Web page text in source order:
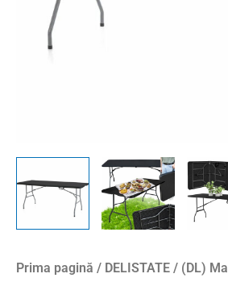
Prima pagină / DELISTATE / (DL)